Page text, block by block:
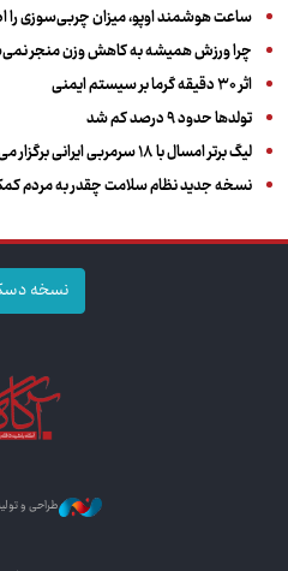
ساعت هوشمند اوپو، میزان چربی‌سوزی را
چرا ورزش همیشه به کاهش وزن منجر
اثر ۳۰ دقیقه گرما بر سیستم ایمنی
تولدها حدود ۹ درصد کم شد
لیگ برتر امسال با ۱۸ سرمربی ایرانی برگزار می‌شود!
نسخه جدید نظام سلامت چقدر به مردم
نسخه
طراحی و